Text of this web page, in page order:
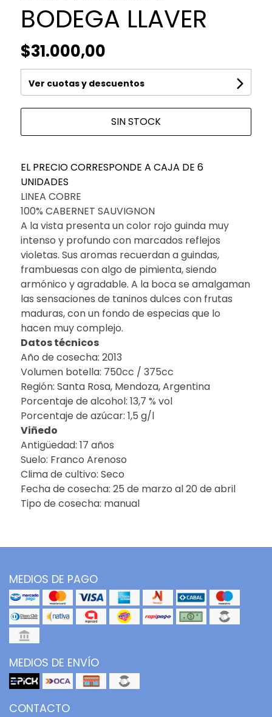
BODEGA LLAVER
$31.000,00
Ver cuotas y descuentos
SIN STOCK
EL PRECIO CORRESPONDE A CAJA DE 6
UNIDADES
LINEA COBRE
100% CABERNET SAUVIGNON
A la vista presenta un color rojo guinda muy
intenso y profundo con marcados reflejos
violetas. Sus aromas recuerdan a guindas,
frambuesas con algo de pimienta, siendo
armónico y agradable. A la boca se amalgaman
las sensaciones de taninos dulces con frutas
maduras, con un fondo de especias que lo
hacen muy complejo.
Datos técnicos
Año de cosecha: 2013
Volumen botella: 750cc / 375cc
Región: Santa Rosa, Mendoza, Argentina
Porcentaje de alcohol: 13,7 % vol
Porcentaje de azúcar: 1,5 g/l
Viñedo
Antigüedad: 17 años
Suelo: Franco Arenoso
Clima de cultivo: Seco
Fecha de cosecha: 25 de marzo al 20 de abril
Tipo de cosecha: manual
MEDIOS DE PAGO
MEDIOS DE ENVÍO
CONTACTO